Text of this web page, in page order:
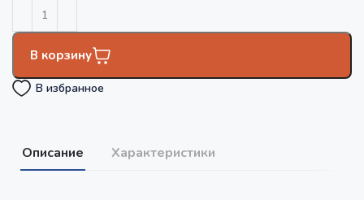
В корзину
В избранное
Описание Характеристики